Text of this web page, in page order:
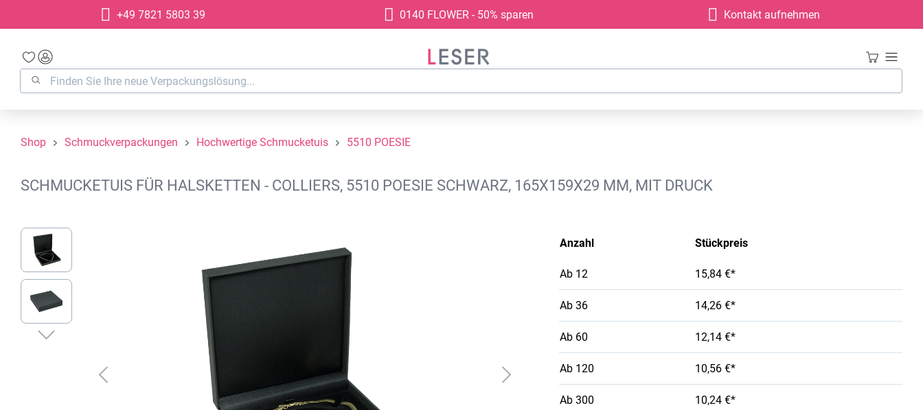
Zur Hauptnavigation springen
+49 7821 5803 39 0140 FLOWER - 50% sparen Kontakt aufnehmen
Shop Schmuckverpackungen Hochwertige Schmucketuis 5510 POESIE
SCHMUCKETUIS FÜR HALSKETTEN - COLLIERS, 5510 POESIE SCHWARZ, 165X159X29 MM, MIT DRUCK
Bildergalerie überspringen
Anzahl Stückpreis
Ab 12 15,84 €*
Ab 36 14,26 €*
Ab 60 12,14 €*
Ab 120 10,56 €*
Ab 300 10,24 €*